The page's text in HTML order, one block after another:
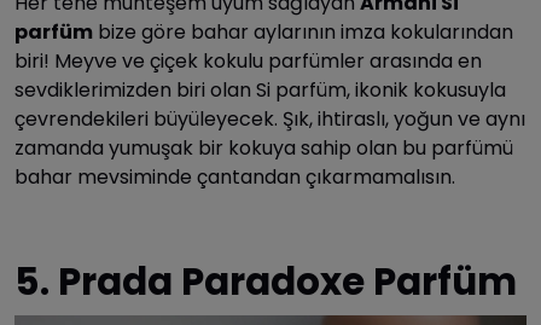
parfüm bize göre bahar aylarının imza kokularından
biri! Meyve ve çiçek kokulu parfümler arasında en
sevdiklerimizden biri olan Si parfüm, ikonik kokusuyla
çevrendekileri büyüleyecek. Şık, ihtiraslı, yoğun ve aynı
zamanda yumuşak bir kokuya sahip olan bu parfümü
bahar mevsiminde çantandan çıkarmamalısın.
5. Prada Paradoxe Parfüm